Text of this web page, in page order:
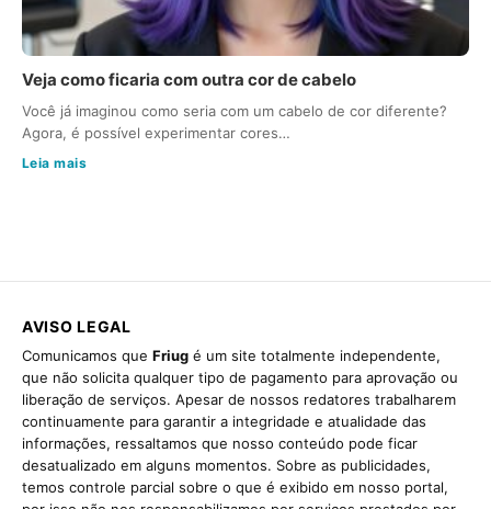
Veja como ficaria com outra cor de cabelo
Você já imaginou como seria com um cabelo de cor diferente?
Agora, é possível experimentar cores…
Leia mais
AVISO LEGAL
Comunicamos que Friug é um site totalmente independente,
que não solicita qualquer tipo de pagamento para aprovação ou
liberação de serviços. Apesar de nossos redatores trabalharem
continuamente para garantir a integridade e atualidade das
informações, ressaltamos que nosso conteúdo pode ficar
desatualizado em alguns momentos. Sobre as publicidades,
temos controle parcial sobre o que é exibido em nosso portal,